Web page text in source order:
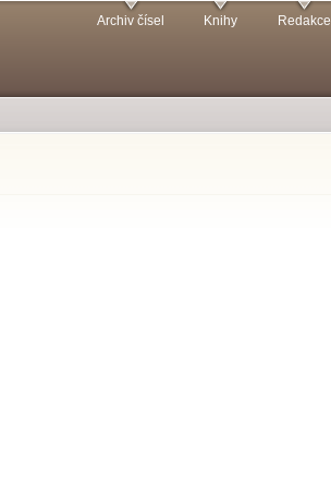
Archiv čísel Knihy Redakce